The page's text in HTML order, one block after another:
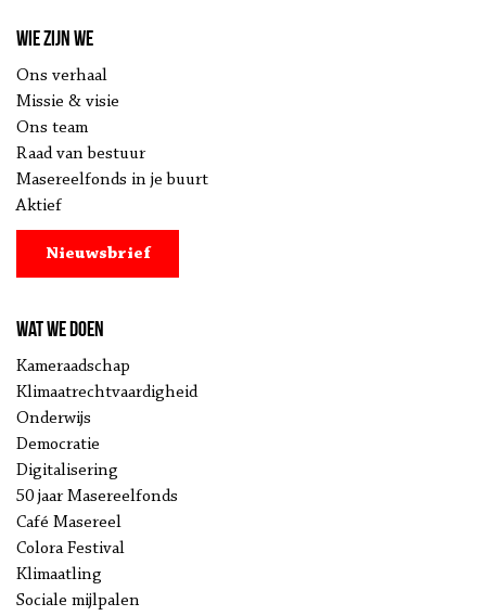
Wie zijn we
Ons verhaal
Missie & visie
Ons team
Raad van bestuur
Masereelfonds in je buurt
Aktief
Nieuwsbrief
Wat we doen
Kameraadschap
Klimaatrechtvaardigheid
Onderwijs
Democratie
Digitalisering
50 jaar Masereelfonds
Café Masereel
Colora Festival
Klimaatling
Sociale mijlpalen